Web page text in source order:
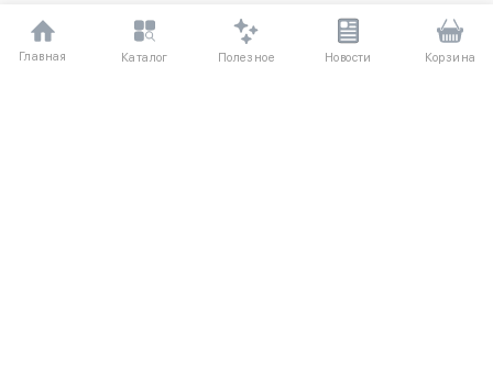
Главная Каталог Полезное Новости Корзина